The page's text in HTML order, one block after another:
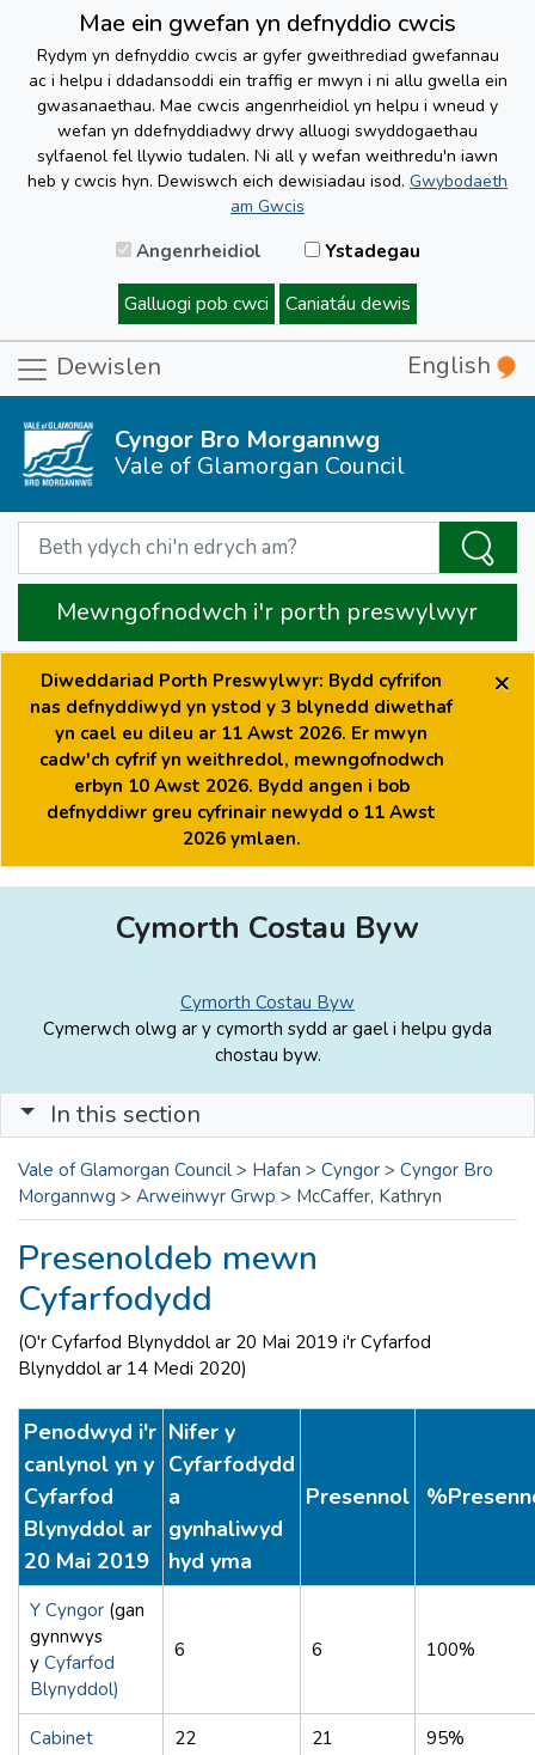
Mae ein gwefan yn defnyddio cwcis
Rydym yn defnyddio cwcis ar gyfer gweithrediad gwefannau
ac i helpu i ddadansoddi ein traffig er mwyn i ni allu gwella ein
gwasanaethau. Mae cwcis angenrheidiol yn helpu i wneud y
wefan yn ddefnyddiadwy drwy alluogi swyddogaethau
sylfaenol fel llywio tudalen. Ni all y wefan weithredu'n iawn
heb y cwcis hyn. Dewiswch eich dewisiadau isod. Gwybodaeth
am Gwcis
Angenrheidiol Ystadegau
Galluogi pob cwci Caniatáu dewis
Dewislen English
Cyngor Bro Morgannwg
Vale of Glamorgan Council
Mewngofnodwch i'r porth preswylwyr
Diweddariad Porth Preswylwyr: Bydd cyfrifon
nas defnyddiwyd yn ystod y 3 blynedd diwethaf
yn cael eu dileu ar 11 Awst 2026. Er mwyn
cadw'ch cyfrif yn weithredol, mewngofnodwch
erbyn 10 Awst 2026. Bydd angen i bob
defnyddiwr greu cyfrinair newydd o 11 Awst
2026 ymlaen.
×
Cymorth Costau Byw
Cymorth Costau Byw
Cymerwch olwg ar y cymorth sydd ar gael i helpu gyda
chostau byw.
In this section
Vale of Glamorgan Council > Hafan > Cyngor > Cyngor Bro
Morgannwg > Arweinwyr Grwp > McCaffer, Kathryn
Presenoldeb mewn
Cyfarfodydd
(O'r Cyfarfod Blynyddol ar 20 Mai 2019 i'r Cyfarfod
Blynyddol ar 14 Medi 2020)
Penodwyd i'r
canlynol yn y
Cyfarfod
Blynyddol ar
20 Mai 2019
Nifer y
Cyfarfodydd
a
gynhaliwyd
hyd yma
Presennol
Y Cyngor (gan
gynnwys
y Cyfarfod
Blynyddol)
6 6 100%
Cabinet 22 21 95%